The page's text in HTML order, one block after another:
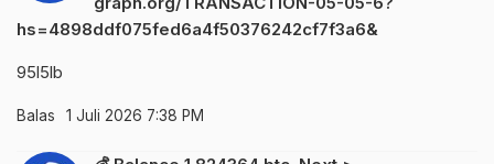
hs=4898ddf075fed6a4f50376242cf7f3a6&
95l5lb
Balas 1 Juli 2026 7:38 PM